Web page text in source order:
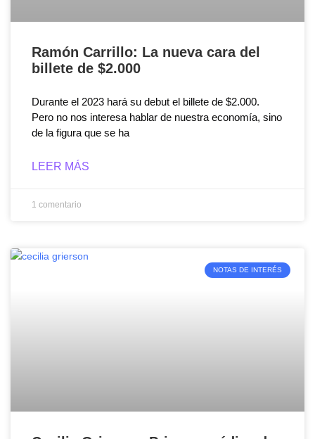
Ramón Carrillo: La nueva cara del
billete de $2.000
Durante el 2023 hará su debut el billete de $2.000.
Pero no nos interesa hablar de nuestra economía, sino
de la figura que se ha
LEER MÁS
1 comentario
NOTAS DE INTERÉS